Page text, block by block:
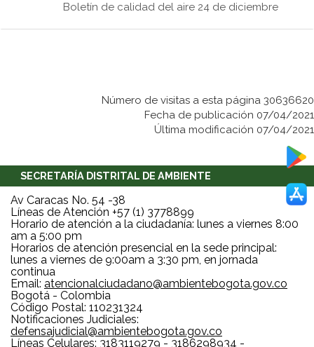
Boletín de calidad del aire 24 de diciembre
Número de visitas a esta página 30636620
Fecha de publicación 07/04/2021
Última modificación 07/04/2021
SECRETARÍA DISTRITAL DE AMBIENTE
Av Caracas No. 54 -38
Líneas de Atención +57 (1) 3778899
Horario de atención a la ciudadanía: lunes a viernes 8:00
am a 5:00 pm
Horarios de atención presencial en la sede principal:
lunes a viernes de 9:00am a 3:30 pm, en jornada
continua
Email: atencionalciudadano@ambientebogota.gov.co
Bogotá - Colombia
Código Postal: 110231324
Notificaciones Judiciales:
defensajudicial@ambientebogota.gov.co
Líneas Celulares: 3183119279 - 3186298934 -